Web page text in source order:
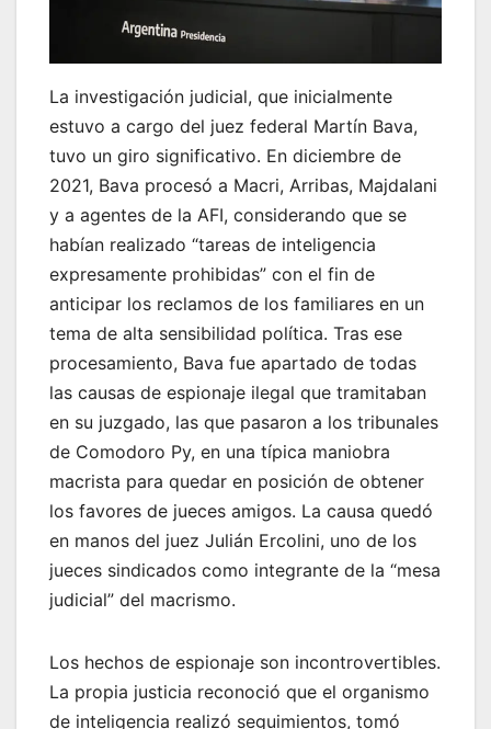
La investigación judicial, que inicialmente
estuvo a cargo del juez federal Martín Bava,
tuvo un giro significativo. En diciembre de
2021, Bava procesó a Macri, Arribas, Majdalani
y a agentes de la AFI, considerando que se
habían realizado “tareas de inteligencia
expresamente prohibidas” con el fin de
anticipar los reclamos de los familiares en un
tema de alta sensibilidad política. Tras ese
procesamiento, Bava fue apartado de todas
las causas de espionaje ilegal que tramitaban
en su juzgado, las que pasaron a los tribunales
de Comodoro Py, en una típica maniobra
macrista para quedar en posición de obtener
los favores de jueces amigos. La causa quedó
en manos del juez Julián Ercolini, uno de los
jueces sindicados como integrante de la “mesa
judicial” del macrismo.
Los hechos de espionaje son incontrovertibles.
La propia justicia reconoció que el organismo
de inteligencia realizó seguimientos, tomó